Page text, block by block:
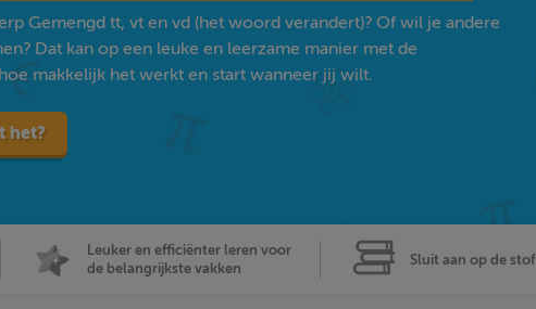
Gemengd tt, vt en vd (het woord verandert)? Of wil je andere
Dat kan op een leuke en leerzame manier met de
makkelijk het werkt en start wanneer jij wilt.
het?
Leuker en efficiënter leren voor
de belangrijkste vakken
Sluit aan op de